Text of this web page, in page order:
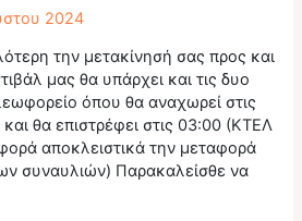
2024
την μετακίνησή σας προς και
μας θα υπάρχει και τις δυο
όπου θα αναχωρεί στις
θα επιστρέφει στις 03:00 (ΚΤΕΛ
αποκλειστικά την μεταφορά
συναυλιών) Παρακαλείσθε να